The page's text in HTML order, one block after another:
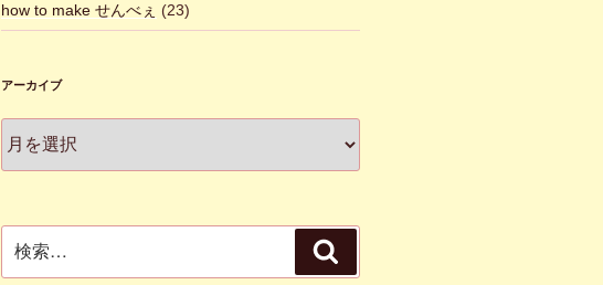
how to make せんべぇ (23)
アーカイブ
ー
ブ
索:
索